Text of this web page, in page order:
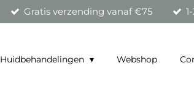
Gratis verzending vanaf €75
Huidbehandelingen Webshop